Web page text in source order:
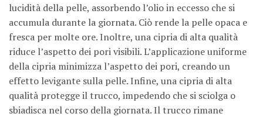
lucidità della pelle, assorbendo l’olio in eccesso che si
accumula durante la giornata. Ciò rende la pelle opaca e
fresca per molte ore. Inoltre, una cipria di alta qualità
riduce l’aspetto dei pori visibili. L’applicazione uniforme
della cipria minimizza l’aspetto dei pori, creando un
effetto levigante sulla pelle. Infine, una cipria di alta
qualità protegge il trucco, impedendo che si sciolga o
sbiadisca nel corso della giornata. Il trucco rimane